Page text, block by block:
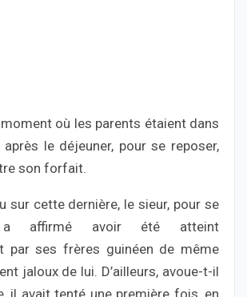
où les parents étaient dans
après le déjeuner, pour se reposer,
son forfait.
sur cette dernière, le sieur, pour se
a affirmé avoir été atteint
par ses frères guinéen de même
jaloux de lui. D’ailleurs, avoue-t-il